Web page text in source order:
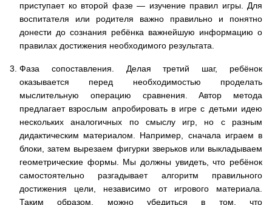
приступает ко второй фазе — изучение правил игры. Для
воспитателя или родителя важно правильно и понятно
донести до сознания ребёнка важнейшую информацию о
правилах достижения необходимого результата.
Фаза сопоставления. Делая третий шаг, ребёнок
оказывается перед необходимостью проделать
мыслительную операцию сравнения. Автор метода
предлагает взрослым апробировать в игре с детьми идею
нескольких аналогичных по смыслу игр, но с разным
дидактическим материалом. Например, сначала играем в
блоки, затем вырезаем фигурки зверьков или выкладываем
геометрические формы. Мы должны увидеть, что ребёнок
самостоятельно разгадывает алгоритм правильного
достижения цели, независимо от игрового материала.
Таким образом, можно убедиться в том, что